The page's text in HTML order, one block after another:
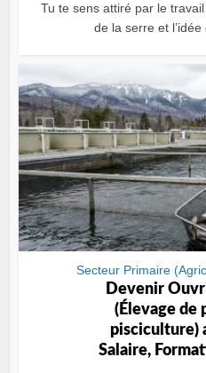
Tu te sens attiré par le
de la serre et
Secteur Primaire
Devenir
(Élevage de
pisciculture)
Salaire,